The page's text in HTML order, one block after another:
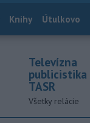
Knihy Útulkovo
Televízna
publicistika
TASR
Všetky relácie